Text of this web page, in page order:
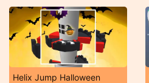
Helix Jump Halloween